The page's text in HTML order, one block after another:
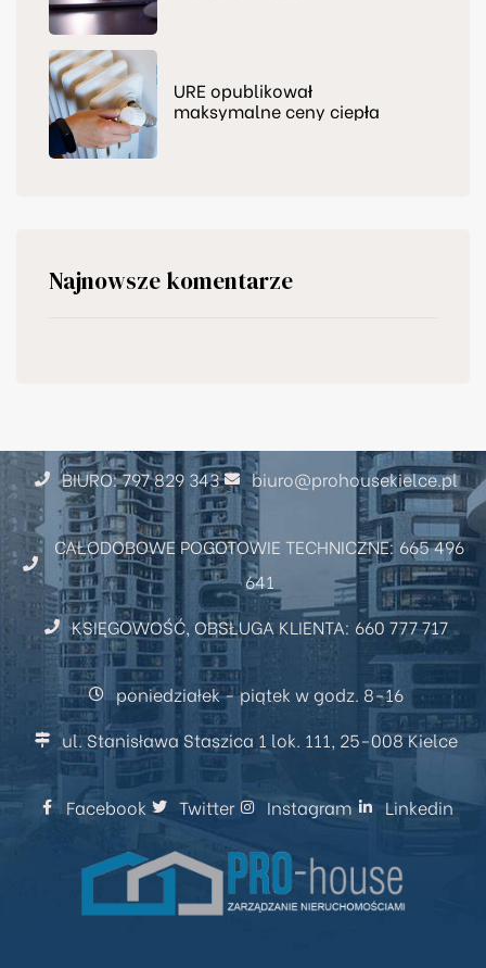
URE opublikował
maksymalne ceny ciepła
Najnowsze komentarze
BIURO: 797 829 343 biuro@prohousekielce.pl
CAŁODOBOWE POGOTOWIE TECHNICZNE: 665 496
641
KSIĘGOWOŚĆ, OBSŁUGA KLIENTA: 660 777 717
poniedziałek - piątek w godz. 8-16
ul. Stanisława Staszica 1 lok. 111, 25-008 Kielce
Facebook Twitter Instagram Linkedin